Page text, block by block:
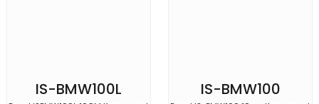
IS-BMW100L IS-BMW100